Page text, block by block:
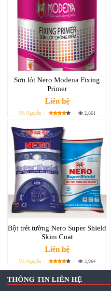
Sơn lót Nero Modena Fixing
Primer
Liên hệ
Vũ Nguyễn 2,861
Bột trét tường Nero Super Shield
Skim Coat
Liên hệ
Vũ Nguyễn 2,964
THÔNG TIN LIÊN HỆ